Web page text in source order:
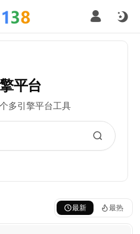
平台
多引擎平台工具
最新 最热